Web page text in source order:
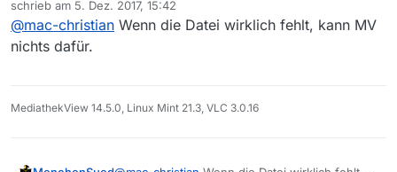
wie kann ich das verhindern?
schrieb am 5. Dez. 2017, 15:42
zuletzt editiert von
@mac-christian Wenn die Datei wirklich fehlt, kann MV
nichts dafür.
MediathekView 14.5.0, Linux Mint 21.3, VLC 3.0.16